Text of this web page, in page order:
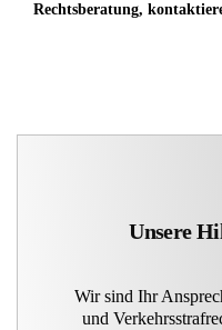
Rechtsberatung,
Unsere
Wir sind Ihr
und